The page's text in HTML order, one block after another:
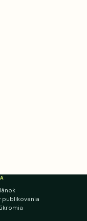
publikovania